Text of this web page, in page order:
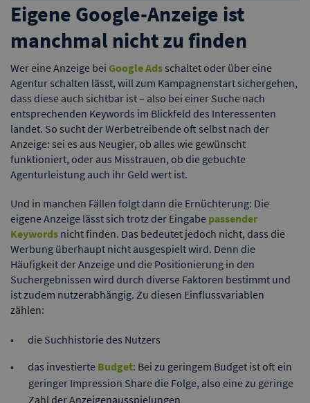
Eigene Google-Anzeige ist
manchmal nicht zu finden
Wer eine Anzeige bei Google Adsschaltet oder über eine
Agentur schalten lässt, will zum Kampagnenstart sichergehen,
dass diese auch sichtbar ist – also bei einer Suche nach
entsprechenden Keywords im Blickfeld des Interessenten
landet. So sucht der Werbetreibende oft selbst nach der
Anzeige: sei es aus Neugier, ob alles wie gewünscht
funktioniert, oder aus Misstrauen, ob die gebuchte
Agenturleistung auch ihr Geld wert ist.
Und in manchen Fällen folgt dann die Ernüchterung: Die
eigene Anzeige lässt sich trotz der Eingabe passender
Keywords nicht finden. Das bedeutet jedoch nicht, dass die
Werbung überhaupt nicht ausgespielt wird. Denn die
Häufigkeit der Anzeige und die Positionierung in den
Suchergebnissen wird durch diverse Faktoren bestimmt und
ist zudem nutzerabhängig. Zu diesen Einflussvariablen
zählen:
die Suchhistorie des Nutzers
das investierte Budget: Bei zu geringem Budget ist oft ein
geringer Impression Share die Folge, also eine zu geringe
Zahl der Anzeigenausspielungen